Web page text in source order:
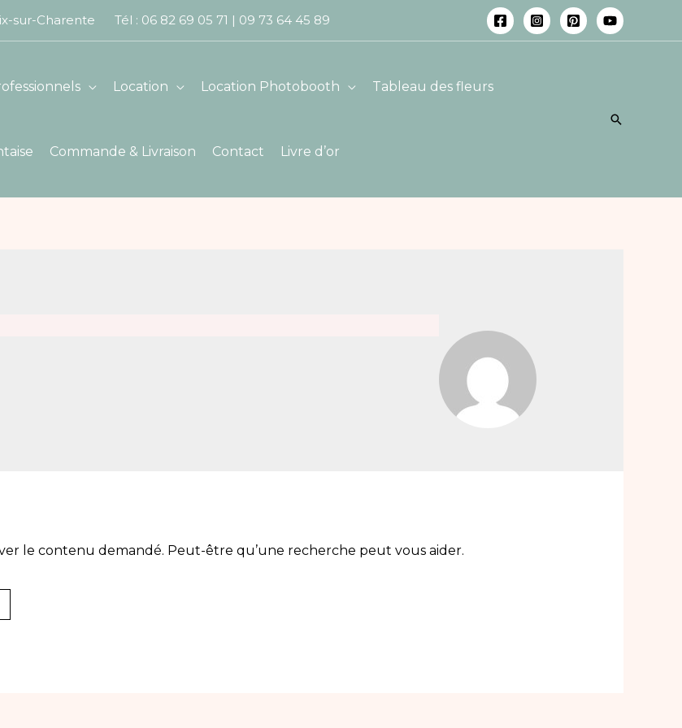
sur-Charente Tél : 06 82 69 05 71 | 09 73 64 45 89
Location Location Photobooth Tableau des fleurs
Commande & Livraison Contact Livre d’or
le contenu demandé. Peut-être qu’une recherche peut vous aider.